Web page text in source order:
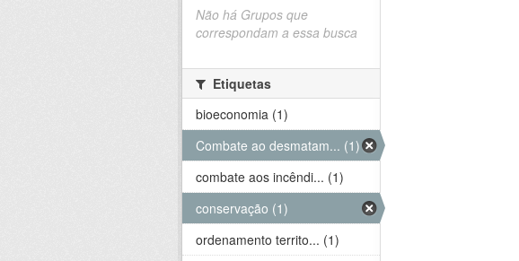
Não há Grupos que
correspondam a essa busca
Etiquetas
bioeconomia (1)
Combate ao desmatam... (1)
combate aos incêndi... (1)
conservação (1)
ordenamento territo... (1)